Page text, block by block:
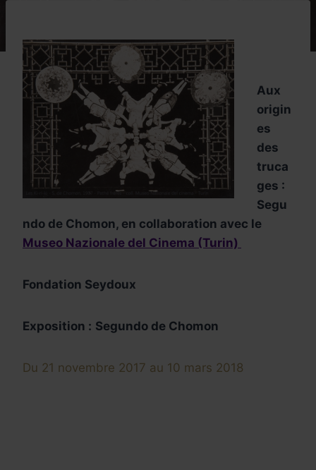
Aux
origin
es
des
truca
ges :
Segu
ndo de Chomon, en collaboration avec le
Museo Nazionale del Cinema (Turin)
Fondation Seydoux
Exposition : Segundo de Chomon
Du 21 novembre 2017 au 10 mars 2018